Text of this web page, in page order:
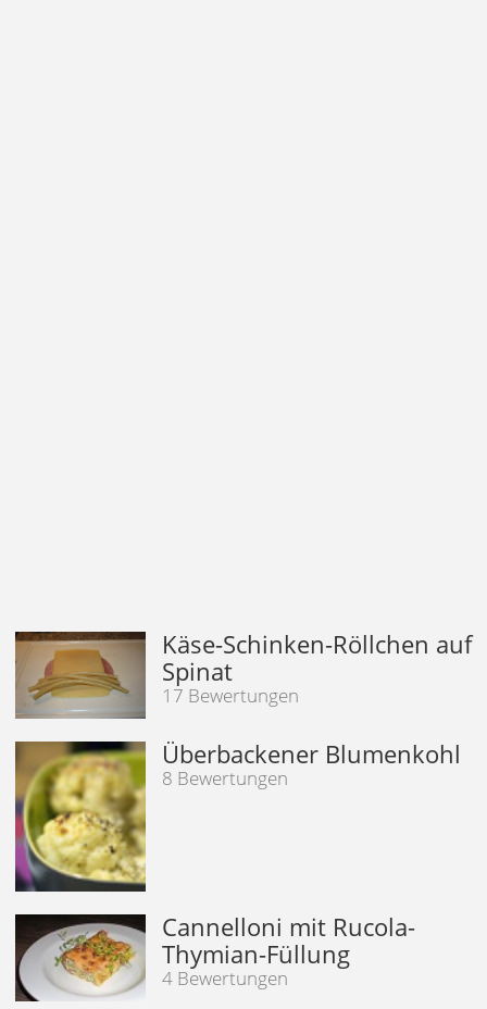
Käse-Schinken-Röllchen auf
Spinat
17 Bewertungen
Überbackener Blumenkohl
8 Bewertungen
Cannelloni mit Rucola-
Thymian-Füllung
4 Bewertungen